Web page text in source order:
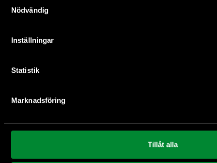
Nödvändig
Inställningar
Statistik
Marknadsföring
Tillåt alla